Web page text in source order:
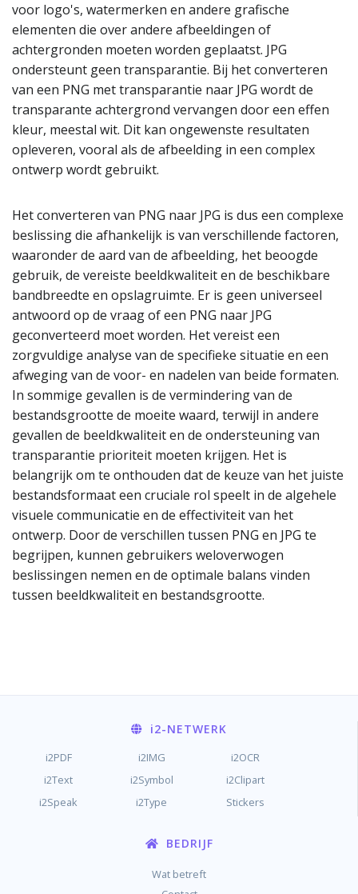
voor logo's, watermerken en andere grafische
elementen die over andere afbeeldingen of
achtergronden moeten worden geplaatst. JPG
ondersteunt geen transparantie. Bij het converteren
van een PNG met transparantie naar JPG wordt de
transparante achtergrond vervangen door een effen
kleur, meestal wit. Dit kan ongewenste resultaten
opleveren, vooral als de afbeelding in een complex
ontwerp wordt gebruikt.
Het converteren van PNG naar JPG is dus een complexe
beslissing die afhankelijk is van verschillende factoren,
waaronder de aard van de afbeelding, het beoogde
gebruik, de vereiste beeldkwaliteit en de beschikbare
bandbreedte en opslagruimte. Er is geen universeel
antwoord op de vraag of een PNG naar JPG
geconverteerd moet worden. Het vereist een
zorgvuldige analyse van de specifieke situatie en een
afweging van de voor- en nadelen van beide formaten.
In sommige gevallen is de vermindering van de
bestandsgrootte de moeite waard, terwijl in andere
gevallen de beeldkwaliteit en de ondersteuning van
transparantie prioriteit moeten krijgen. Het is
belangrijk om te onthouden dat de keuze van het juiste
bestandsformaat een cruciale rol speelt in de algehele
visuele communicatie en de effectiviteit van het
ontwerp. Door de verschillen tussen PNG en JPG te
begrijpen, kunnen gebruikers weloverwogen
beslissingen nemen en de optimale balans vinden
tussen beeldkwaliteit en bestandsgrootte.
i2-NETWERK
i2PDF i2IMG
i2OCR
i2Text
i2Symbol
i2Clipart
i2Speak
i2Type Stickers
BEDRIJF
Wat betreft